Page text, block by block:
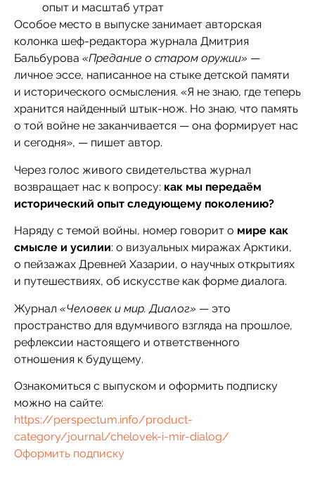
опыт и масштаб утрат
Особое место в выпуске занимает авторская
колонка шеф-редактора журнала Дмитрия
Бальбурова «Предание о старом оружии» —
личное эссе, написанное на стыке детской памяти
и исторического осмысления. «Я не знаю, где теперь
хранится найденный штык-нож. Но знаю, что память
о той войне не заканчивается — она формирует нас
и сегодня», — пишет автор.
Через голос живого свидетельства журнал
возвращает нас к вопросу: как мы передаём
исторический опыт следующему поколению?
Наряду с темой войны, номер говорит о мире как
смысле и усилии: о визуальных миражах Арктики,
о пейзажах Древней Хазарии, о научных открытиях
и путешествиях, об искусстве как форме диалога.
Журнал «Человек и мир. Диалог» — это
пространство для вдумчивого взгляда на прошлое,
рефлексии настоящего и ответственного
отношения к будущему.
Ознакомиться с выпуском и оформить подписку
можно на сайте:
https://perspectum.info/product-
category/journal/chelovek-i-mir-dialog/
Оформить подписку